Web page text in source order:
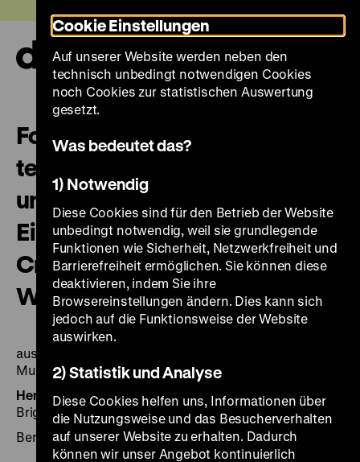
zum
Seiteninhalt
springen
Forschungsergebnisse zur
technologischen Untersuchung
und kunsthistorischen
Einordnung der Gemälde Lucas
Cranach des Älteren, seiner
Werkstatt und seiner Söhne
aus dem Bestand des Deutschen Historischen
Museums
Herausgegeben von:Ulrike Hügle, Mathias Lang und
Brigitte Reineke für das Deutsche Historische Museum
Berlin 2020, Deutsches Historisches Museum
Cookie Einstellungen
Auf unserer Website werden neben den
technisch unbedingt notwendigen Cookies
noch Cookies zur statistischen Auswertung
gesetzt.
Was bedeutet das?
1) Notwendig
Diese Cookies sind für den Betrieb der Website
unbedingt notwendig, weil sie grundlegende
Funktionen wie Sicherheit, Netzwerkfreiheit und
Barrierefreiheit ermöglichen. Sie können diese
deaktivieren, indem Sie ihre
Browsereinstellungen ändern. Dies kann sich
jedoch auf die Funktionsweise der Website
auswirken.
2) Statistik und Analyse
Diese Cookies helfen uns, Informationen über
die Nutzungsweise und das Besucherverhalten
auf unserer Website zu erhalten. Dadurch
können wir unser Angebot kontinuierlich